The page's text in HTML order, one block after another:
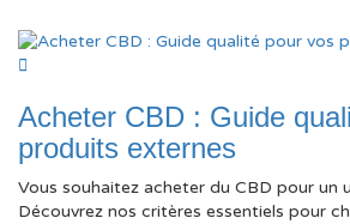
Acheter CBD : Guide
produits externes
Vous souhaitez acheter du CBD pour un
Découvrez nos critères essentiels pour